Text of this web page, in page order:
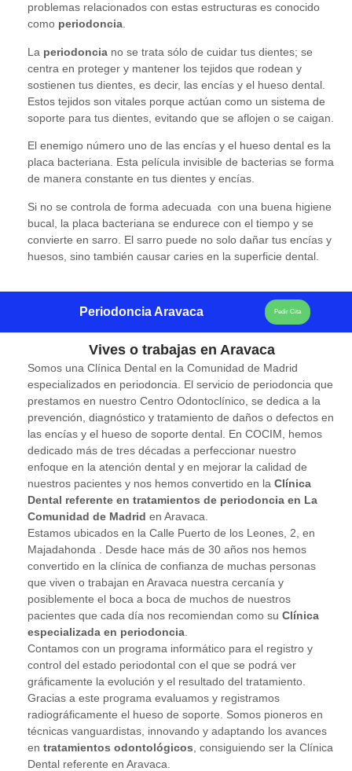
problemas relacionados con estas estructuras es conocido
como periodoncia.
La periodoncia no se trata sólo de cuidar tus dientes; se
centra en proteger y mantener los tejidos que rodean y
sostienen tus dientes, es decir, las encías y el hueso dental.
Estos tejidos son vitales porque actúan como un sistema de
soporte para tus dientes, evitando que se aflojen o se caigan.
El enemigo número uno de las encías y el hueso dental es la
placa bacteriana. Esta película invisible de bacterias se forma
de manera constante en tus dientes y encías.
Si no se controla de forma adecuada con una buena higiene
bucal, la placa bacteriana se endurece con el tiempo y se
convierte en sarro. El sarro puede no solo dañar tus encías y
huesos, sino también causar caries en la superficie dental.
Periodoncia Aravaca Pedir Cita
Vives o trabajas en Aravaca
Somos una Clínica Dental en la Comunidad de Madrid
especializados en periodoncia. El servicio de periodoncia que
prestamos en nuestro Centro Odontoclínico, se dedica a la
prevención, diagnóstico y tratamiento de daños o defectos en
las encías y el hueso de soporte dental. En COCIM, hemos
dedicado más de tres décadas a perfeccionar nuestro
enfoque en la atención dental y en mejorar la calidad de
nuestros pacientes y nos hemos convertido en la Clínica
Dental referente en tratamientos de periodoncia en La
Comunidad de Madrid en Aravaca.
Estamos ubicados en la Calle Puerto de los Leones, 2, en
Majadahonda . Desde hace más de 30 años nos hemos
convertido en la clínica de confianza de muchas personas
que viven o trabajan en Aravaca nuestra cercanía y
posiblemente el boca a boca de muchos de nuestros
pacientes que cada día nos recomiendan como su Clínica
especializada en periodoncia
Contamos con un programa informático para el registro y
control del estado periodontal con el que se podrá ver
gráficamente la evolución y el resultado del tratamiento.
Gracias a este programa evaluamos y registramos
radiográficamente el hueso de soporte. Somos pioneros en
técnicas vanguardistas, innovando y adaptando los avances
en tratamientos odontológicos , consiguiendo ser la Clínica
Dental referente en Aravaca.